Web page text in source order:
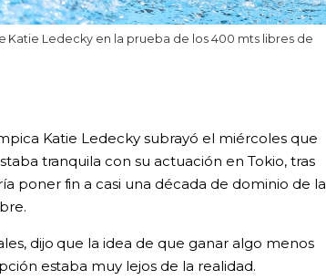
Katie Ledecky en la prueba de los 400 mts libres de
Katie Ledecky subrayó el miércoles que
tranquila con su actuación en Tokio, tras
poner fin a casi una década de dominio de la
dijo que la idea de que ganar algo menos
estaba muy lejos de la realidad.